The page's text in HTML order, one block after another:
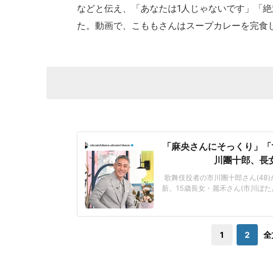
などと伝え、「あなたは1人じゃないです」「
た。動画で、こももさんはスープカレーを完食
「麻央さんにそっくり」
川團十郎、長
歌舞伎役者の市川團十郎さん
新。15歳長女・麗禾さん(市川ぼ
さんは、「2日遅れの誕生日」と
スサインをする麗禾さんのソロ
は、
1 2